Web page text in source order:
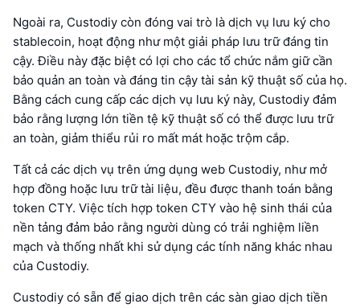
Ngoài ra, Custodiy còn đóng vai trò là dịch vụ lưu ký cho
stablecoin, hoạt động như một giải pháp lưu trữ đáng tin
cậy. Điều này đặc biệt có lợi cho các tổ chức nắm giữ cần
bảo quản an toàn và đáng tin cậy tài sản kỹ thuật số của họ.
Bằng cách cung cấp các dịch vụ lưu ký này, Custodiy đảm
bảo rằng lượng lớn tiền tệ kỹ thuật số có thể được lưu trữ
an toàn, giảm thiểu rủi ro mất mát hoặc trộm cắp.
Tất cả các dịch vụ trên ứng dụng web Custodiy, như mở
hợp đồng hoặc lưu trữ tài liệu, đều được thanh toán bằng
token CTY. Việc tích hợp token CTY vào hệ sinh thái của
nền tảng đảm bảo rằng người dùng có trải nghiệm liền
mạch và thống nhất khi sử dụng các tính năng khác nhau
của Custodiy.
Custodiy có sẵn để giao dịch trên các sàn giao dịch tiền